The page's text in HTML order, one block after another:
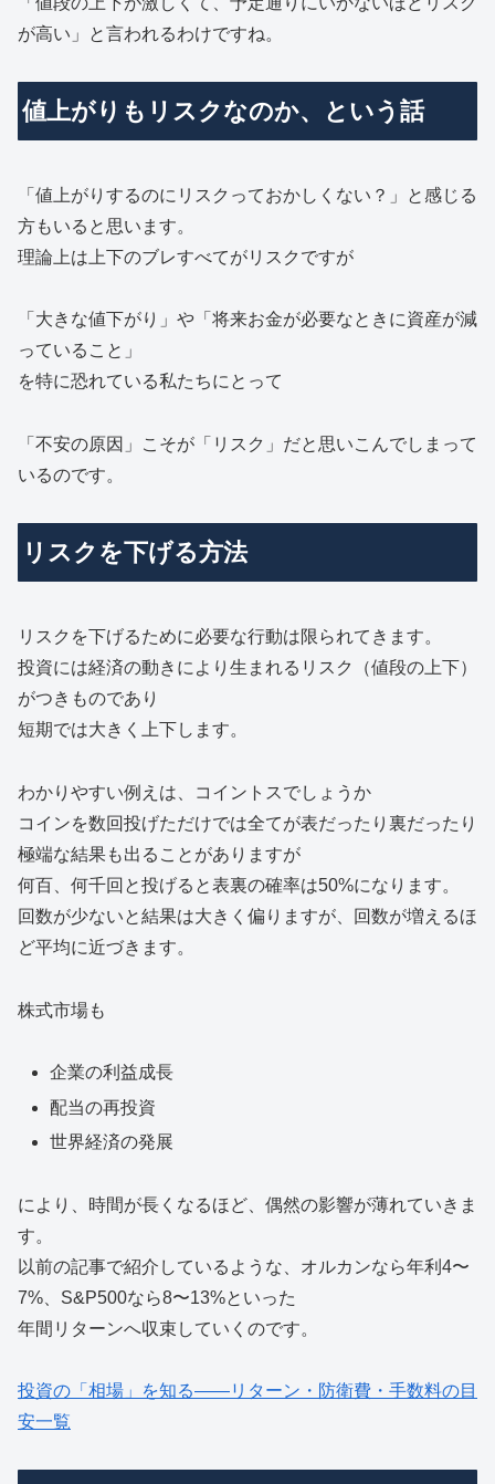
が高い」と言われるわけですね。
値上がりもリスクなのか、という話
「値上がりするのにリスクっておかしくない？」と感じる
方もいると思います。
理論上は上下のブレすべてがリスクですが
「大きな値下がり」や「将来お金が必要なときに資産が減
っていること」
を特に恐れている私たちにとって
「不安の原因」こそが「リスク」だと思いこんでしまって
いるのです。
リスクを下げる方法
リスクを下げるために必要な行動は限られてきます。
投資には経済の動きにより生まれるリスク（値段の上下）
がつきものであり
短期では大きく上下します。
わかりやすい例えは、コイントスでしょうか
コインを数回投げただけでは全てが表だったり裏だったり
極端な結果も出ることがありますが
何百、何千回と投げると表裏の確率は50%になります。
回数が少ないと結果は大きく偏りますが、回数が増えるほ
ど平均に近づきます。
株式市場も
企業の利益成長
配当の再投資
世界経済の発展
により、時間が長くなるほど、偶然の影響が薄れていきま
す。
以前の記事で紹介しているような、オルカンなら年利4〜
7%、S&P500なら8〜13%といった
年間リターンへ収束していくのです。
投資の「相場」を知る——リターン・防衛費・手数料の目
安一覧